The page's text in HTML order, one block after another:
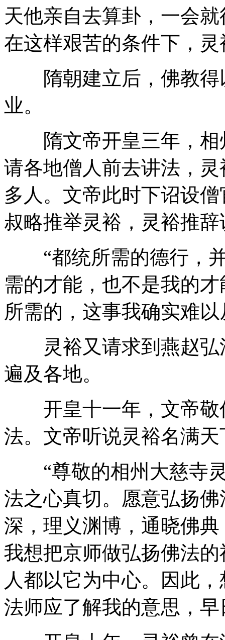
天他亲自去算卦，一会
在这样艰苦的条件下，
隋朝建立后，佛教得
业。
隋文帝开皇三年，相
请各地僧人前去讲法，
多人。文帝此时下诏设
叔略推举灵裕，灵裕推辞
“都统所需的德行，并
需的才能，也不是我的
所需的，这事我确实难以
灵裕又请求到燕赵弘
遍及各地。
开皇十一年，文帝敬
法。文帝听说灵裕名满
“尊敬的相州大慈寺灵
法之心真切。愿意弘扬
深，理义渊博，通晓佛
我想把京师做弘扬佛法
人都以它为中心。因此
法师应了解我的意思，早